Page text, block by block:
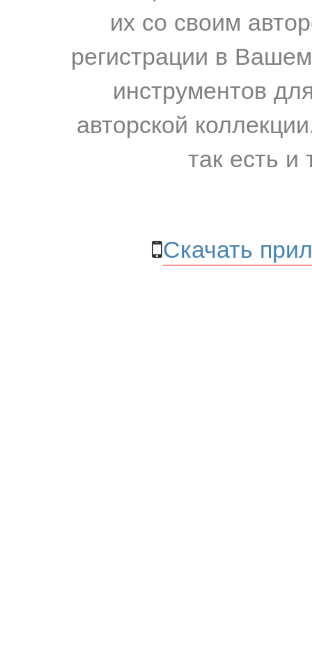
их со своим
регистрации в
инструментов
авторской
так есть и
Скачать